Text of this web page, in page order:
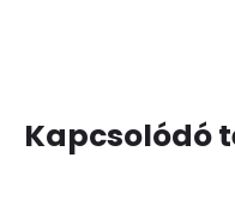
Kapcsolódó